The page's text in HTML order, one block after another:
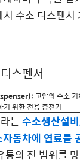
수소 디스펜서
스펜서
고압의 수소
기 위한 전용 충전기
는수소생산설
동차에 연료를
통의 전 범위를